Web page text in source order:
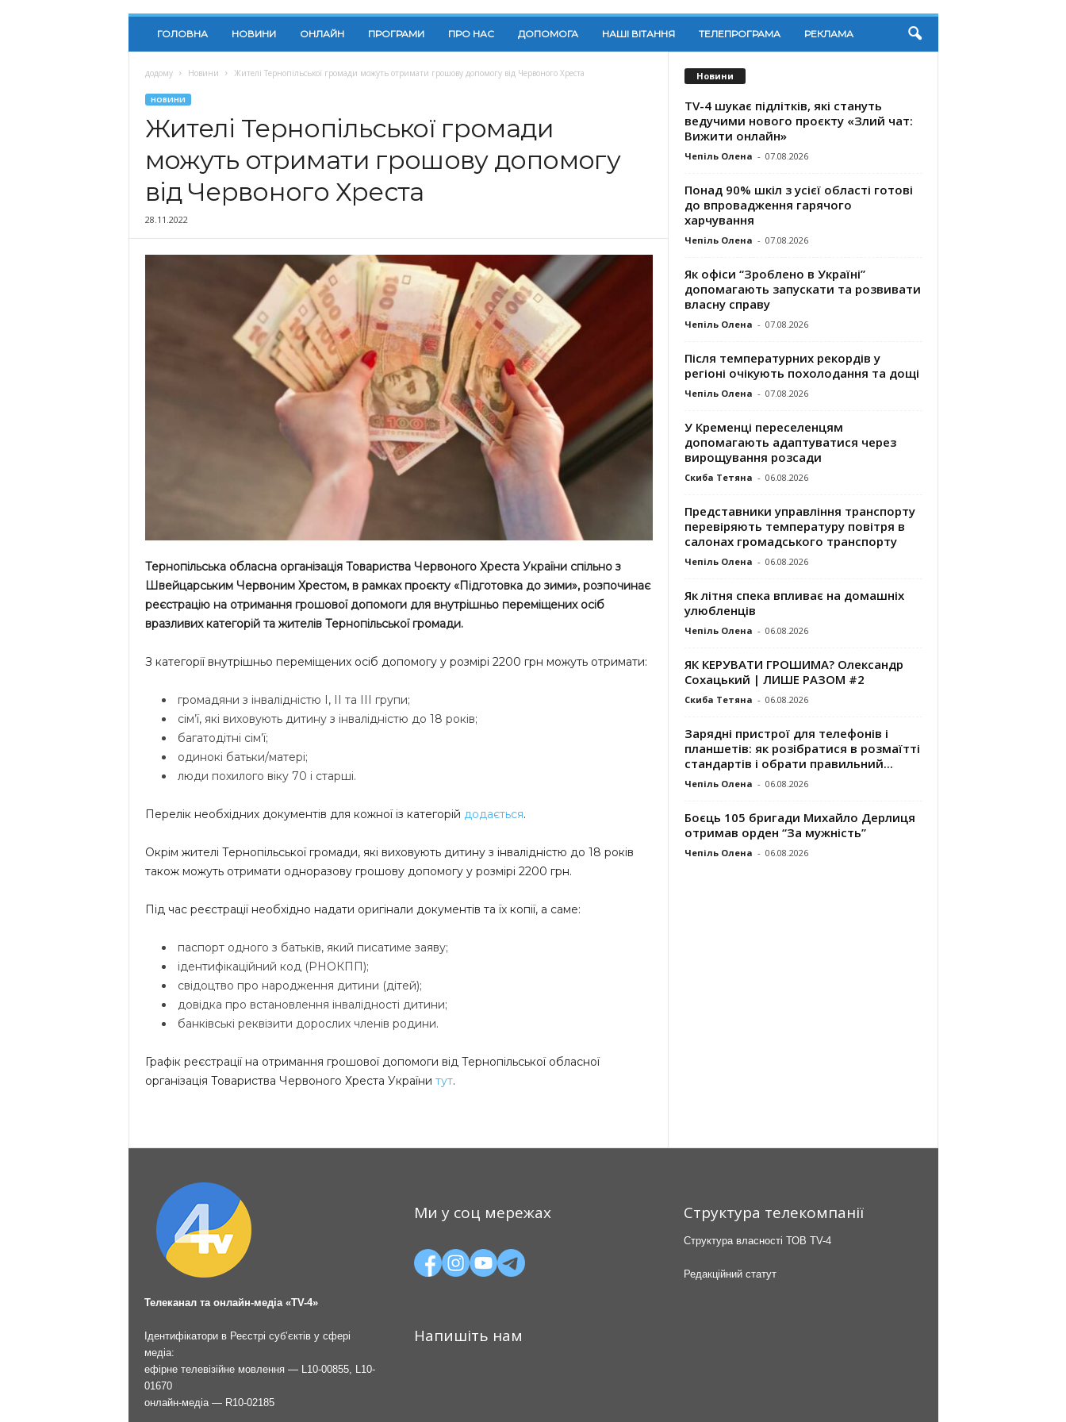
ГОЛОВНА НОВИНИ ОНЛАЙН ПРОГРАМИ ПРО НАС ДОПОМОГА НАШІ ВІТАННЯ ТЕЛЕПРОГРАМА РЕКЛАМА
додому Новини Жителі Тернопільської громади можуть отримати грошову допомогу від Червоного Хреста
НОВИНИ
Жителі Тернопільської громади
можуть отримати грошову допомогу
від Червоного Хреста
28.11.2022
Тернопільська обласна організація Товариства Червоного Хреста України спільно з
Швейцарським Червоним Хрестом, в рамках проєкту «Підготовка до зими», розпочинає
реєстрацію на отримання грошової допомоги для внутрішньо переміщених осіб
вразливих категорій та жителів Тернопільської громади.
З категорії внутрішньо переміщених осіб допомогу у розмірі 2200 грн можуть отримати:
громадяни з інвалідністю І, ІІ та ІІІ групи;
сім’ї, які виховують дитину з інвалідністю до 18 років;
багатодітні сім’ї;
одинокі батьки/матері;
люди похилого віку 70 і старші.
Перелік необхідних документів для кожної із категорій додається.
Окрім жителі Тернопільської громади, які виховують дитину з інвалідністю до 18 років
також можуть отримати одноразову грошову допомогу у розмірі 2200 грн.
Під час реєстрації необхідно надати оригінали документів та їх копії, а саме:
паспорт одного з батьків, який писатиме заяву;
ідентифікаційний код (РНОКПП);
свідоцтво про народження дитини (дітей);
довідка про встановлення інвалідності дитини;
банківські реквізити дорослих членів родини.
Графік реєстрації на отримання грошової допомоги від Тернопільської обласної
організація Товариства Червоного Хреста України тут.
Новини
TV-4 шукає підлітків, які стануть
ведучими нового проєкту «Злий чат:
Вижити онлайн»
Чепіль Олена - 07.08.2026
Понад 90% шкіл з усієї області готові
до впровадження гарячого
харчування
Чепіль Олена - 07.08.2026
Як офіси “Зроблено в Україні”
допомагають запускaти та розвивати
власну справу
Чепіль Олена - 07.08.2026
Після температурних рекордів у
регіоні очікують похолодання та дощі
Чепіль Олена - 07.08.2026
У Кременці переселенцям
допомагають адаптуватися через
вирощування розсади
Скиба Тетяна - 06.08.2026
Представники управління транспорту
перевіряють температуру повітря в
салонах громадського транспорту
Чепіль Олена - 06.08.2026
Як літня спека впливає на домашніх
улюбленців
Чепіль Олена - 06.08.2026
ЯК КЕРУВАТИ ГРОШИМА? Олександр
Сохацький | ЛИШЕ РАЗОМ #2
Скиба Тетяна - 06.08.2026
Зарядні пристрої для телефонів і
планшетів: як розібратися в розмаїтті
стандартів і обрати правильний...
Чепіль Олена - 06.08.2026
Боєць 105 бригади Михайло Дерлиця
отримав орден “За мужність”
Чепіль Олена - 06.08.2026
Телеканал та онлайн-медіа «TV-4»
Ідентифікатори в Реєстрі суб’єктів у сфері
медіа:
ефірне телевізійне мовлення — L10-00855, L10-
01670
онлайн-медіа — R10-02185
Ми у соц мережах
Напишіть нам
Структура телекомпанії
Структура власності ТОВ TV-4
Редакційний статут